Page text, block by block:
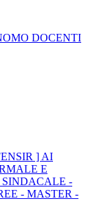
DOCENTI
] AI
E
-
- MASTER -